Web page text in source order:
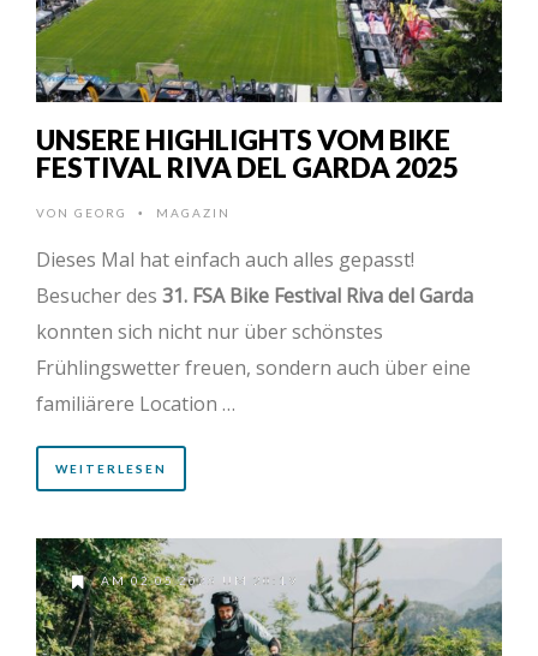
UNSERE HIGHLIGHTS VOM BIKE
FESTIVAL RIVA DEL GARDA 2025
VON GEORG • MAGAZIN
Dieses Mal hat einfach auch alles gepasst!
Besucher des 31. FSA Bike Festival Riva del Garda
konnten sich nicht nur über schönstes
Frühlingswetter freuen, sondern auch über eine
familiärere Location …
WEITERLESEN
AM 02.05.2025 UM 20:19